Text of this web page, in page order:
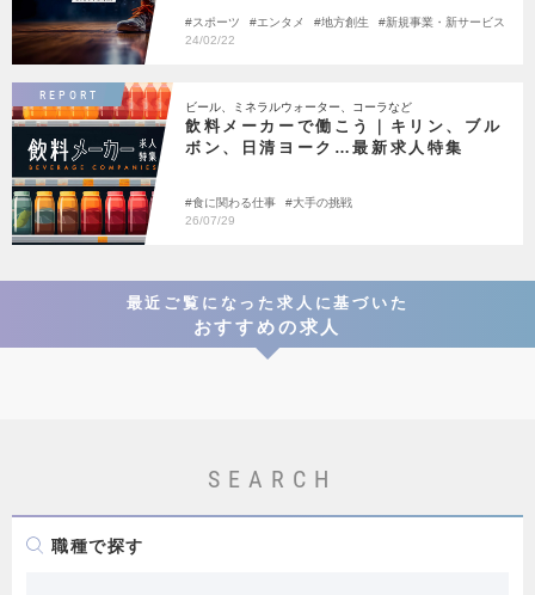
スポーツ エンタメ 地方創生
新規事業・新サービス
24/02/22
REPORT
ビール、ミネラルウォーター、コーラなど
飲料メーカーで働こう｜キリン、ブル
ボン、日清ヨーク…最新求人特集
食に関わる仕事
大手の挑戦
26/07/29
最近ご覧になった求人に基づいた
おすすめの求人
SEARCH
職種で探す